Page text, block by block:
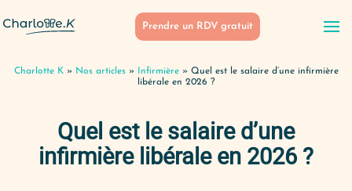
Prendre un RDV gratuit
Charlotte K» Nos articles» Infirmière» Quel est le salaire d’une infirmière
libérale en 2026 ?
Quel est le salaire d’une
infirmière libérale en 2026 ?